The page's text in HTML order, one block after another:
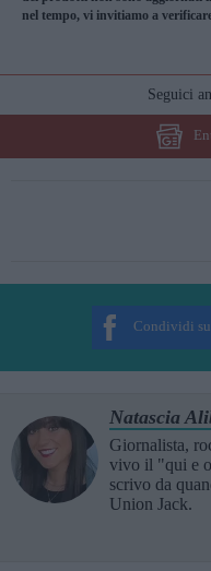
nel tempo, vi invitiamo a
Seguici
Condividi su
Natascia
Giornalista,
vivo il "qui e
scrivo da
Union Jack.